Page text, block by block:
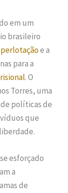
em um
brasileiro
e a
para a
. O
Torres, uma
políticas de
que
esforçado
a
de